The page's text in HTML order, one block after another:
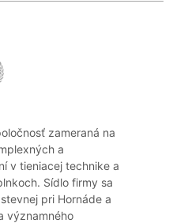
zameraná na
a
v tieniacej technike a
Sídlo firmy sa
pri Hornáde a
významného